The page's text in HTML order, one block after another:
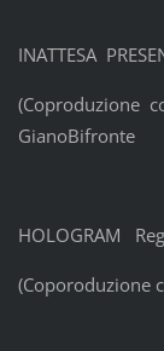
INATTESA
(Coproduzione
GianoBifronte
HOLOGRAM
(Coporoduzione